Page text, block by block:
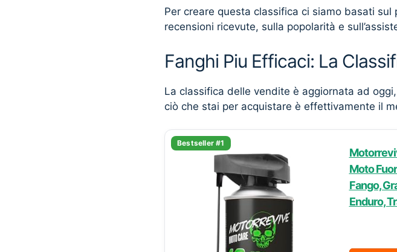
Per creare questa classifica ci siamo basati
recensioni ricevute, sulla popolarità e
Fanghi Piu Efficaci: La
La classifica delle vendite è aggiornata ad oggi,
ciò che stai per acquistare è effettivamente il
Bestseller #1
Moto
Fango,
Enduro,